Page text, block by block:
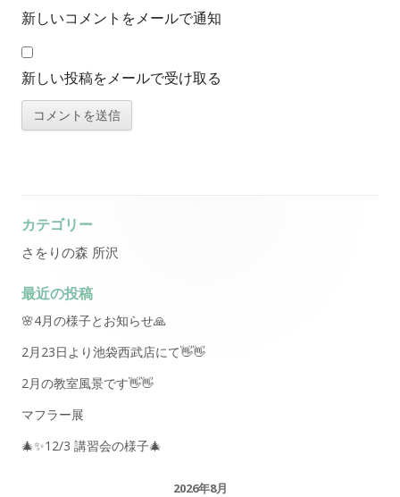
新しいコメントをメールで通知
新しい投稿をメールで受け取る
Main
カテゴリー
さをりの森 所沢
最近の投稿
🌸4月の様子とお知らせ🙏
2月23日より池袋西武店にて👋👋
2月の教室風景です👋👋
マフラー展
🎄✨12/3 講習会の様子🎄
2026年8月